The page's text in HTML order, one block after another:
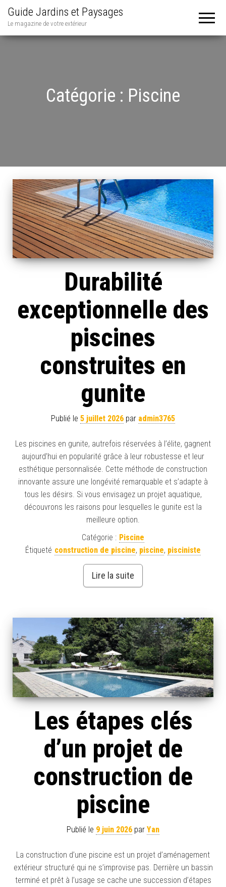
Guide Jardins et Paysages
Le magazine de votre extérieur
Catégorie : Piscine
Durabilité
exceptionnelle des
piscines
construites en
gunite
Publié le 5 juillet 2026 par admin3765
Les piscines en gunite, autrefois réservées à l’élite, gagnent
aujourd’hui en popularité grâce à leur robustesse et leur
esthétique personnalisée. Cette méthode de construction
innovante assure une longévité remarquable et s’adapte à
tous les désirs. Si vous envisagez un projet aquatique,
découvrons les raisons pour lesquelles le gunite est la
meilleure option.
Catégorie : Piscine
Étiqueté construction de piscine, piscine, pisciniste
Lire la suite
Les étapes clés
d’un projet de
construction de
piscine
Publié le 9 juin 2026 par Yan
La construction d’une piscine est un projet d’aménagement
extérieur structuré qui ne s’improvise pas. Derrière un bassin
terminé et prêt à l’usage se cache une succession d’étapes